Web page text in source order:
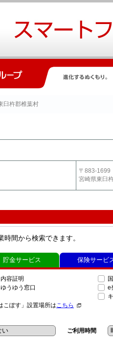
臼杵郡椎葉村
〒883-1699
宮崎県東臼
間から検索できます。
内容証明
ゆうゆう窓口
こぽす」設置場所はこちら
e
ご利用時間
貯金サービス 保険サービ